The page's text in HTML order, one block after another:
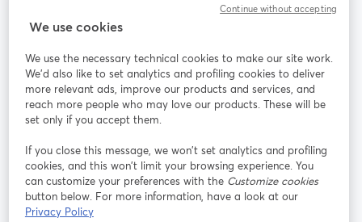
StreamYard：
参加する
ライ
ンセ
ミナ
ー
Facebook
新しいタブで開く(Twitter)
YouTube
Instagram
新しいタブで開く
LinkedIn
新しいタブで開く
We use cookies
We use the necessary technical cookies to make our site work.
We'd also like to set analytics and profiling cookies to deliver
more relevant ads, improve our products and services, and
reach more people who may love our products. These will be
set only if you accept them.
If you close this message, we won’t set analytics and profiling
cookies, and this won’t limit your browsing experience. You
can customize your preferences with the Customize cookies
button below. For more information, have a look at our
Privacy Policy
Continue without accepting